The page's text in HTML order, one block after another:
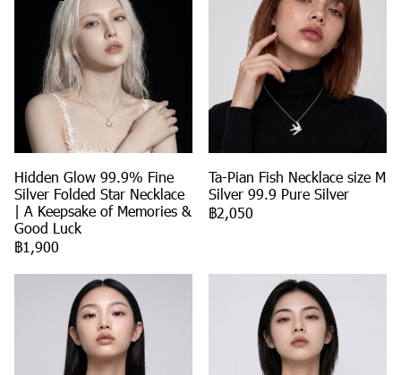
Hidden Glow 99.9% Fine
Silver Folded Star Necklace
| A Keepsake of Memories &
Good Luck
฿1,900
Ta-Pian Fish Necklace size M
Silver 99.9 Pure Silver
฿2,050